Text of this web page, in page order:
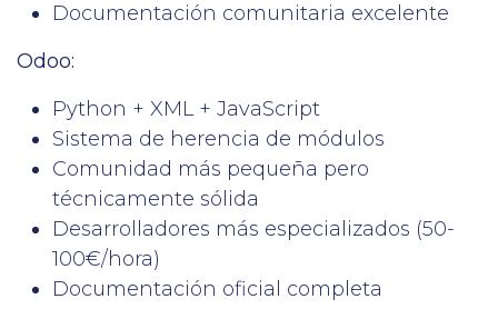
Documentación comunitaria excelente
Odoo:
Python + XML + JavaScript
Sistema de herencia de módulos
Comunidad más pequeña pero
técnicamente sólida
Desarrolladores más especializados (50-
100€/hora)
Documentación oficial completa